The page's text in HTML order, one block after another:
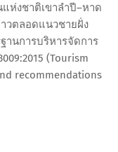
ห่งชาติเขาลำปี–หาด
วตลอดแนวชายฝั่ง
านการบริหารจัดการ
(Tourism
recommendations